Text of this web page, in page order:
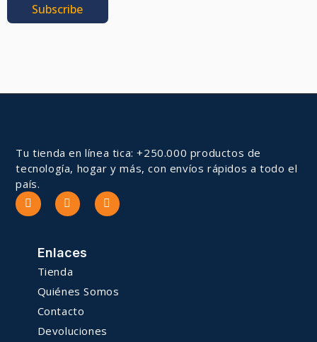
Subscribe
Tu tienda en línea tica: +250.000 productos de
tecnología, hogar y más, con envíos rápidos a todo el
país.
Enlaces
Tienda
Quiénes Somos
Contacto
Devoluciones